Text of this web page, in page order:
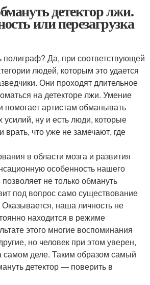
детектор лжи.
или перезагрузка
Да, при соответствующей
людей, которым это удается
Они проходят длительное
на детекторе лжи. Умение
помогает артистам обманывать
усилий, ну и есть люди, которые
врать, что уже не замечают, где
в области мозга и развития
особенность нашего
не только обмануть
под вопрос само существование
Оказывается, наша личность не
находится в режиме
этого многие воспоминания
но человек при этом уверен,
самом деле. Таким образом самый
детектор — поверить в